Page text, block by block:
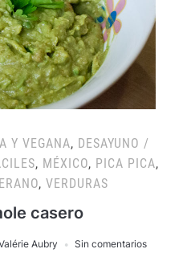
Y VEGANA, DESAYUNO /
, MÉXICO, PICA PICA,
, VERDURAS
casero
Aubry Sin comentarios